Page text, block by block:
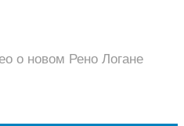
о новом Рено Логане